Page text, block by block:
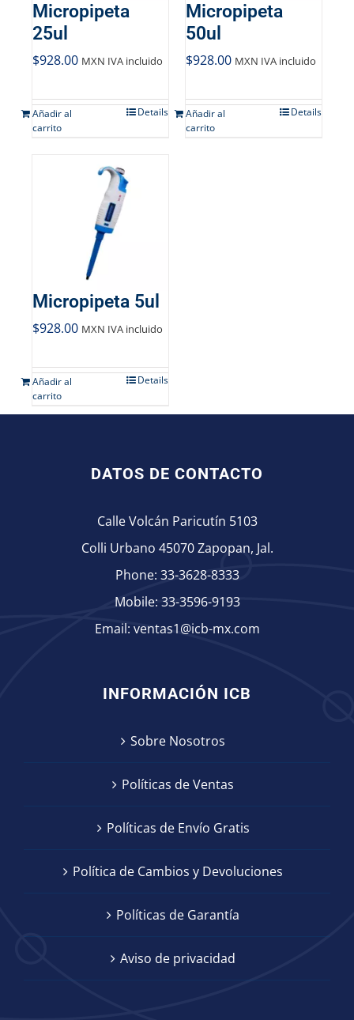
Micropipeta
25ul
$928.00 MXN IVA incluido
Añadir al
carrito
Details
Micropipeta
50ul
$928.00 MXN IVA incluido
Añadir al
carrito
Details
Micropipeta 5ul
$928.00 MXN IVA incluido
Añadir al
carrito
Details
DATOS DE CONTACTO
Calle Volcán Paricutín 5103
Colli Urbano 45070 Zapopan, Jal.
Phone: 33-3628-8333
Mobile: 33-3596-9193
Email: ventas1@icb-mx.com
INFORMACIÓN ICB
Sobre Nosotros
Políticas de Ventas
Políticas de Envío Gratis
Política de Cambios y Devoluciones
Políticas de Garantía
Aviso de privacidad